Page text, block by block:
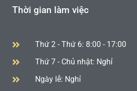
Thời gian làm việc
Thứ 2 - Thứ 6: 8:00 - 17:00
Thứ 7 - Chủ nhật: Nghỉ
Ngày lễ: Nghỉ